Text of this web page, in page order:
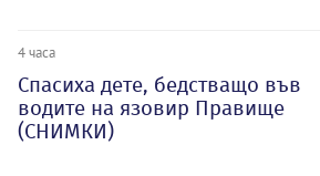
4 часа
Спасиха дете, бедстващо във
водите на язовир Правище
(СНИМКИ)